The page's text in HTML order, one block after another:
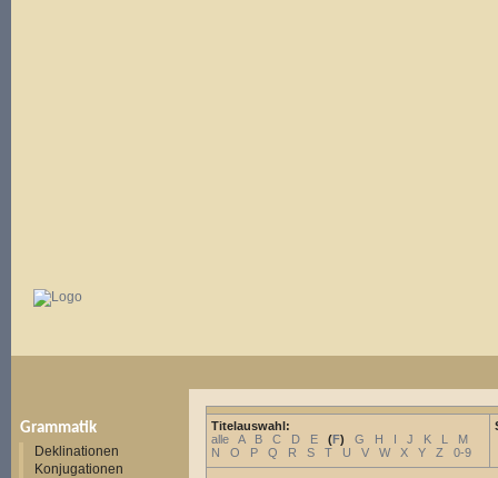
Grammatik
Deklinationen
Konjugationen
Titelauswahl:
alle
A B C D E (F) G H I J K L
M
N
O P Q R S T U V W X Y Z 0-9